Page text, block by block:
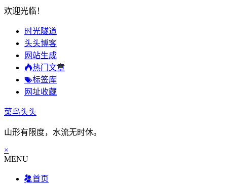
欢迎光临！
时光隧道
头头博客
网站生成
热门文章
标签库
网址收藏
菜鸟头头
山形有限度，水流无时休。
×
MENU
首页